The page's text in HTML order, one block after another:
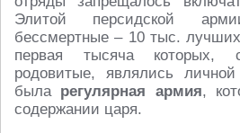
Элитой персидской
бессмертные – 10 тыс.
первая тысяча которых,
родовитые, являлись
была регулярная армия,
содержании царя.